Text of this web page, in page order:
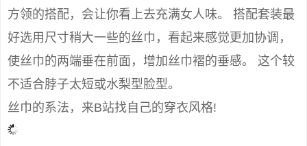
方领的搭配，会让你看上去充满女人味。 搭配套装最
好选用尺寸稍大一些的丝巾，看起来感觉更加协调，
使丝巾的两端垂在前面，增加丝巾褶的垂感。 这个较
不适合脖子太短或水梨型脸型。
丝巾的系法，来B站找自己的穿衣风格!